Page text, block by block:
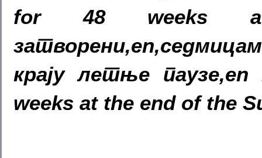
for 48 weeks a
крају летње
weeks at the end of the